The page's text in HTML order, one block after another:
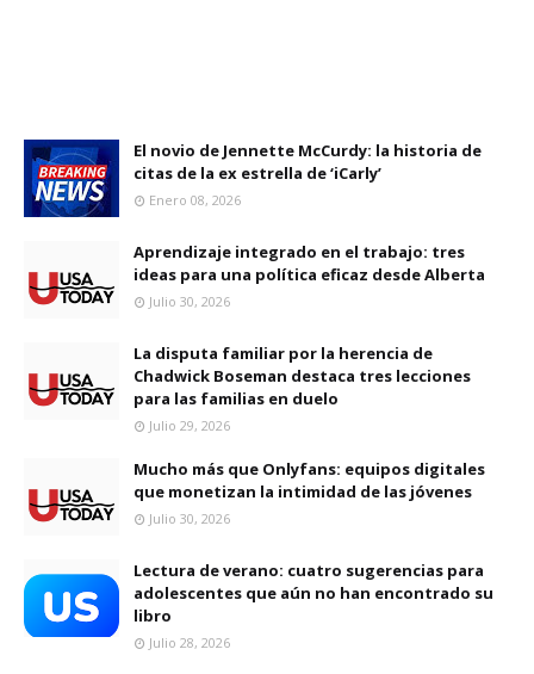
El novio de Jennette McCurdy: la historia de
citas de la ex estrella de ‘iCarly’
Enero 08, 2026
Aprendizaje integrado en el trabajo: tres
ideas para una política eficaz desde Alberta
Julio 30, 2026
La disputa familiar por la herencia de
Chadwick Boseman destaca tres lecciones
para las familias en duelo
Julio 29, 2026
Mucho más que Onlyfans: equipos digitales
que monetizan la intimidad de las jóvenes
Julio 30, 2026
Lectura de verano: cuatro sugerencias para
adolescentes que aún no han encontrado su
libro
Julio 28, 2026